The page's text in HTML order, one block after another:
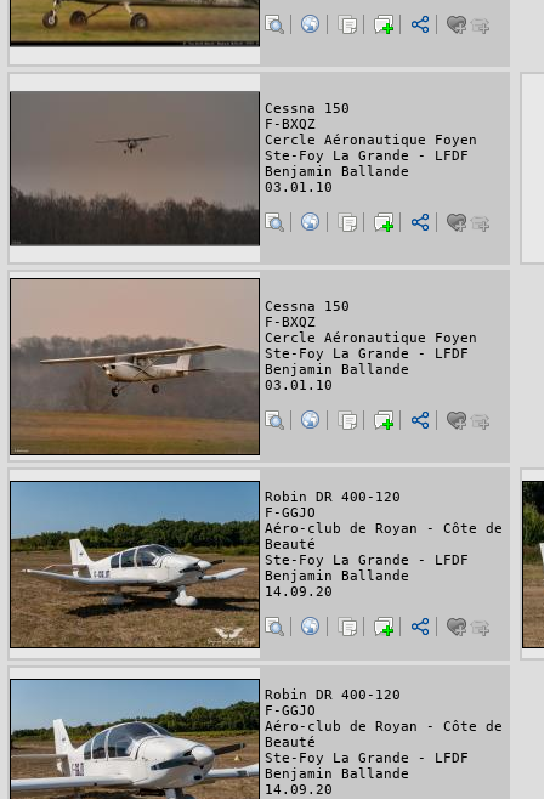
Cessna 150
F-BXQZ
Cercle Aéronautique Foyen
Ste-Foy La Grande - LFDF
Benjamin Ballande
03.01.10
Cessna 150
F-BXQZ
Cercle Aéronautique Foyen
Ste-Foy La Grande - LFDF
Benjamin Ballande
03.01.10
Robin DR 400-120
F-GGJO
Aéro-club de Royan - Côte de
Beauté
Ste-Foy La Grande - LFDF
Benjamin Ballande
14.09.20
Robin DR 400-120
F-GGJO
Aéro-club de Royan - Côte de
Beauté
Ste-Foy La Grande - LFDF
Benjamin Ballande
14.09.20